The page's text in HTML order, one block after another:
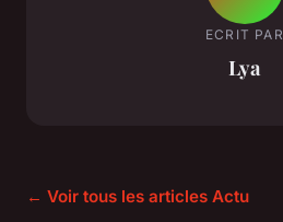
ECRIT PAR
Lya
← Voir tous les articles Actu